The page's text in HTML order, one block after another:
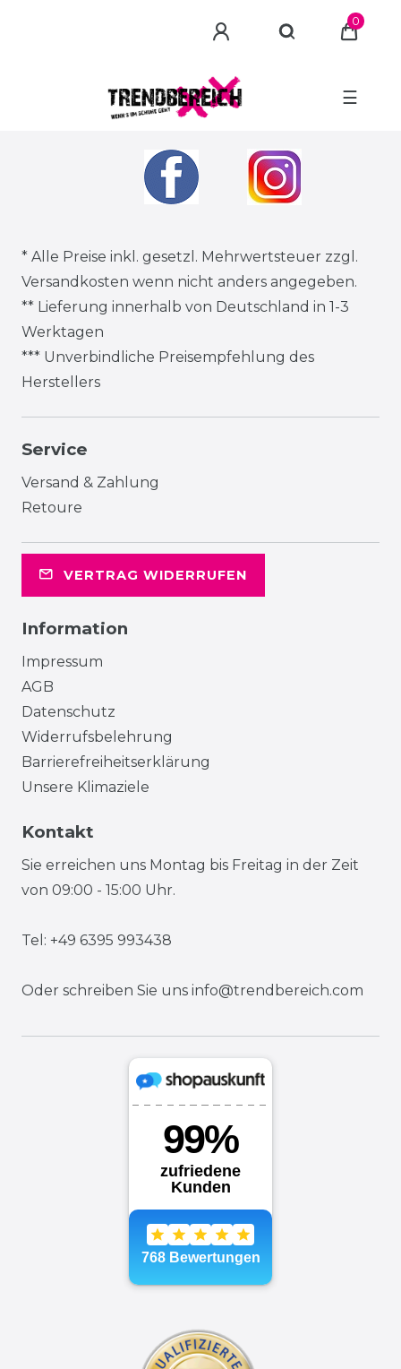
0
☰
* Alle Preise inkl. gesetzl. Mehrwertsteuer zzgl.
Versandkosten wenn nicht anders angegeben.
** Lieferung innerhalb von Deutschland in 1-3
Werktagen
*** Unverbindliche Preisempfehlung des
Herstellers
Service
Versand & Zahlung
Retoure
VERTRAG WIDERRUFEN
Information
Impressum
AGB
Datenschutz
Widerrufsbelehrung
Barrierefreiheitserklärung
Unsere Klimaziele
Kontakt
Sie erreichen uns Montag bis Freitag in der Zeit
von 09:00 - 15:00 Uhr.
Tel: +49 6395 993438
Oder schreiben Sie uns info@trendbereich.com